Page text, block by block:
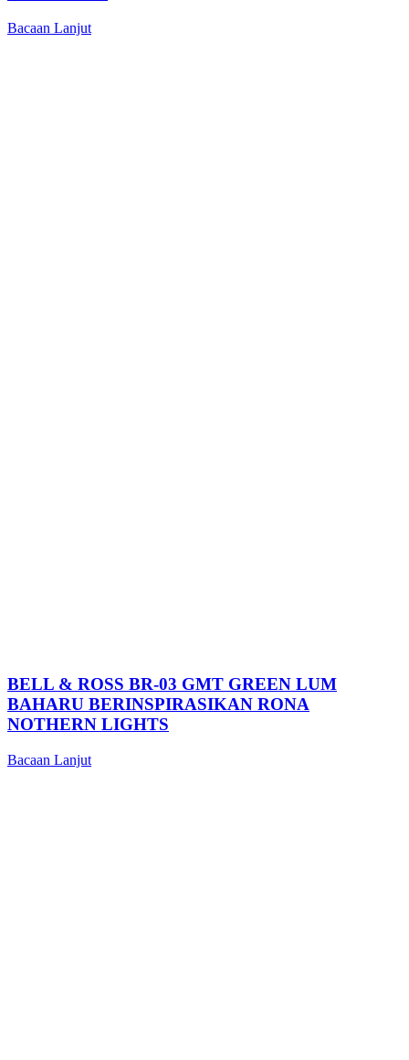
Bacaan Lanjut
BELL & ROSS BR-03 GMT GREEN LUM
BAHARU BERINSPIRASIKAN RONA
NOTHERN LIGHTS
Bacaan Lanjut